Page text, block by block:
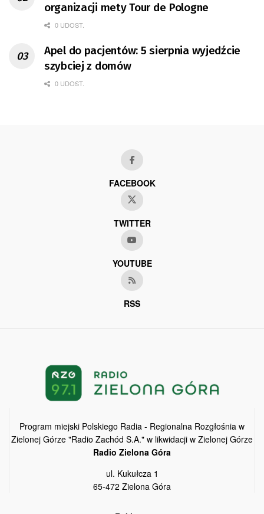
organizacji mety Tour de Pologne
0 UDOST.
Apel do pacjentów: 5 sierpnia wyjedźcie
szybciej z domów
0 UDOST.
FACEBOOK
TWITTER
YOUTUBE
RSS
Program miejski Polskiego Radia - Regionalna Rozgłośnia w
Zielonej Górze "Radio Zachód S.A." w likwidacji w Zielonej Górze
Radio Zielona Góra
ul. Kukułcza 1
65-472 Zielona Góra